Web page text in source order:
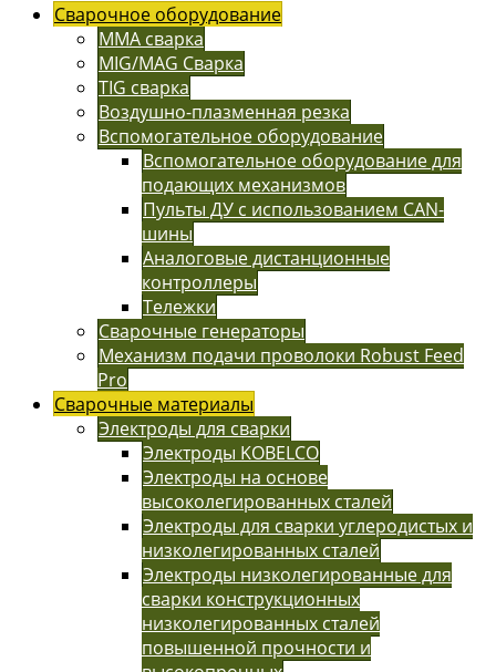
Сварочное оборудование
MMA сварка
MIG/MAG Сварка
TIG сварка
Воздушно-плазменная резка
Вспомогательное оборудование
Вспомогательное оборудование для
подающих механизмов
Пульты ДУ с использованием CAN-
шины
Аналоговые дистанционные
контроллеры
Тележки
Сварочные генераторы
Механизм подачи проволоки Robust Feed
Pro
Сварочные материалы
Электроды для сварки
Электроды KOBELCO
Электроды на основе
высоколегированных сталей
Электроды для сварки углеродистых и
низколегированных сталей
Электроды низколегированные для
сварки конструкционных
низколегированных сталей
повышенной прочности и